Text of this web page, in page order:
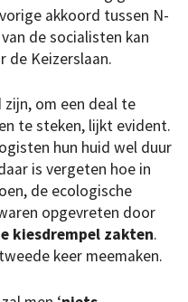
akkoord tussen N-
de socialisten kan
de Keizerslaan.
om een deal te
te steken, lijkt evident.
hun huid wel duur
is vergeten hoe in
de ecologische
opgevreten door
kiesdrempel zakten.
keer meemaken.